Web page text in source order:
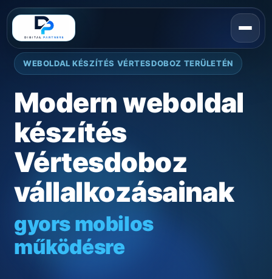
WEBOLDAL KÉSZÍTÉS VÉRTESDOBOZ TERÜLETÉN
Modern weboldal
készítés
Vértesdoboz
vállalkozásainak
gyors mobilos
működésre